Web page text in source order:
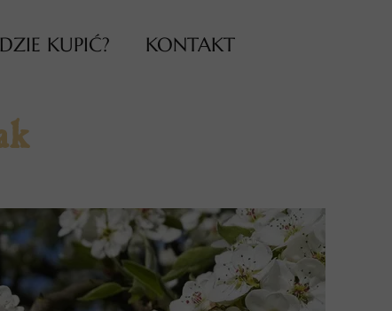
KUPIĆ? KONTAKT